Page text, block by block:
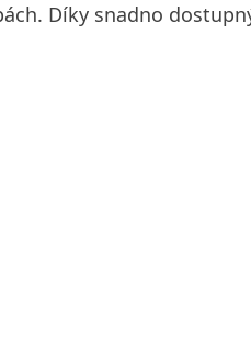
Díky snadno